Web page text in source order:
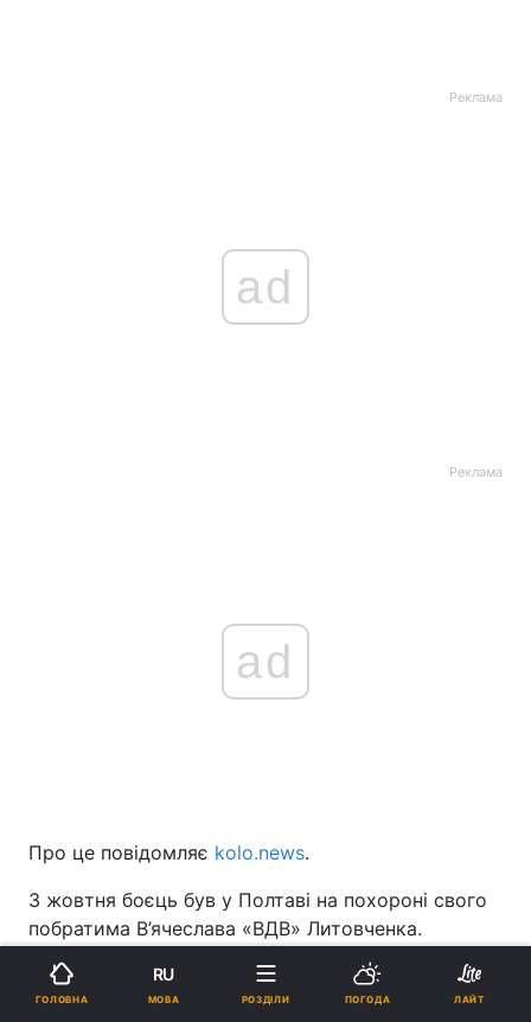
Реклама
ad
Реклама
ad
Про це повідомляє kolo.news.
3 жовтня боєць був у Полтаві на похороні свого
побратима В’ячеслава «ВДВ» Литовченка.
Едуард Зебін загинув 30 листопада під час
мінометного обстрілу під Авдіївкою Донецької
ГОЛОВНА
RU
МОВА РОЗДІЛИ ПОГОДА ЛАЙТ